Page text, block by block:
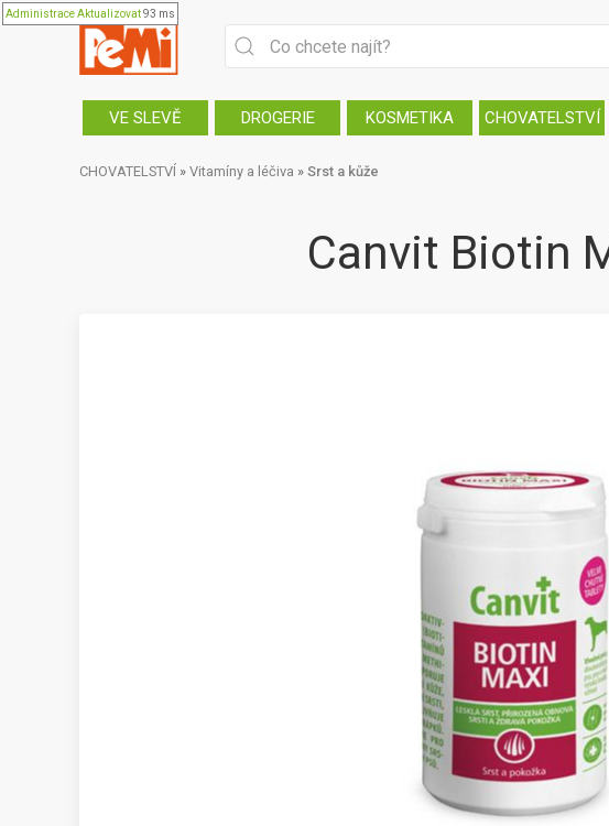
AdministraceAktualizovat93 ms
VE SLEVĚ DROGERIE KOSMETIKA CHOVATELSTVÍ
CHOVATELSTVÍ » Vitamíny a léčiva » Srst a kůže
Canvit Biotin